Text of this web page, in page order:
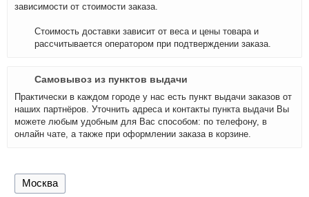
зависимости от стоимости заказа.
Стоимость доставки зависит от веса и цены товара и
рассчитывается оператором при подтверждении заказа.
Самовывоз из пунктов выдачи
Практически в каждом городе у нас есть пункт выдачи заказов от
наших партнёров. Уточнить адреса и контакты пункта выдачи Вы
можете любым удобным для Вас способом: по телефону, в
онлайн чате, а также при оформлении заказа в корзине.
Москва